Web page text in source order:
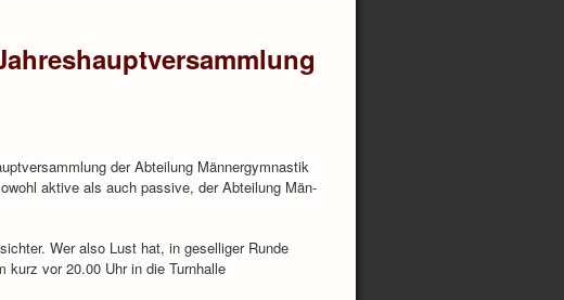
der Abteilung Männergymnastik
aktive als auch passive, der Abteilung Män-
Wer also Lust hat, in geselliger Runde
kurz vor 20.00 Uhr in die Turnhalle